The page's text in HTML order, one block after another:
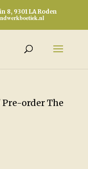
8, 9301 LA Roden
order The